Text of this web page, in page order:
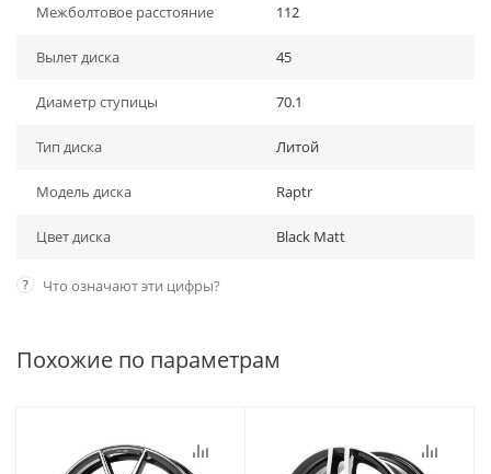
Межболтовое расстояние 112
Вылет диска 45
Диаметр ступицы 70.1
Тип диска Литой
Модель диска Raptr
Цвет диска Black Matt
? Что означают эти цифры?
Похожие по параметрам